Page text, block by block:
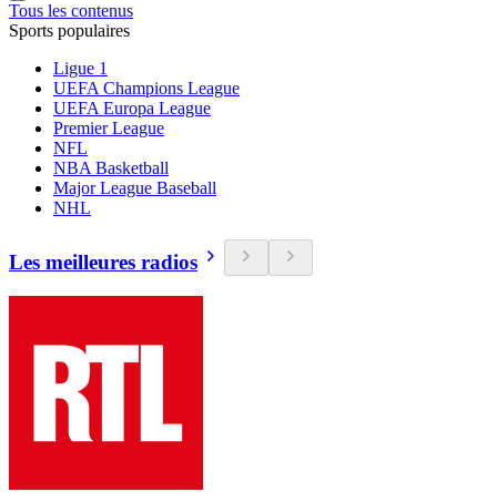
Tous les contenus
Sports populaires
Ligue 1
UEFA Champions League
UEFA Europa League
Premier League
NFL
NBA Basketball
Major League Baseball
NHL
Les meilleures radios